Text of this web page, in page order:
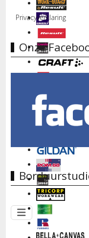
Privacyverklaring
Onze